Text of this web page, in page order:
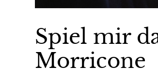
Spiel mir
Morricone